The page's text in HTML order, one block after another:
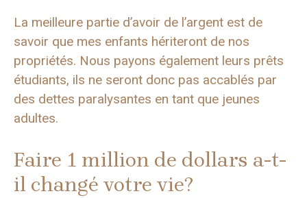
La meilleure partie d’avoir de l’argent est de
savoir que mes enfants hériteront de nos
propriétés. Nous payons également leurs prêts
étudiants, ils ne seront donc pas accablés par
des dettes paralysantes en tant que jeunes
adultes.
Faire 1 million de dollars a-t-
il changé votre vie?